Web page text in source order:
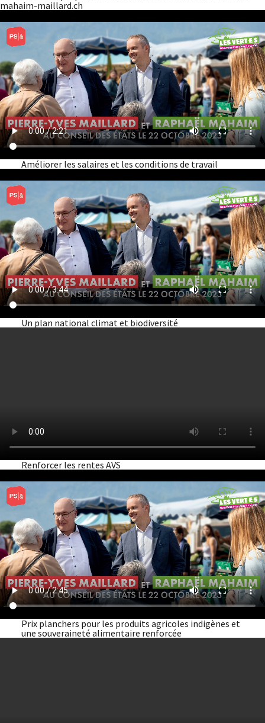
mahaim-maillard.ch
Améliorer les salaires et les conditions de travail
Un plan national climat et biodiversité
Renforcer les rentes AVS
Prix planchers pour les produits agricoles indigènes et
une souveraineté alimentaire renforcée